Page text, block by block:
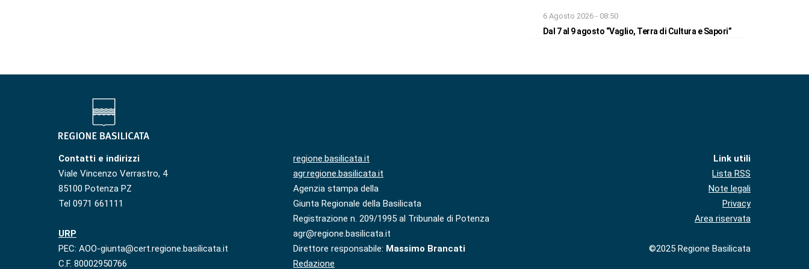
6 Agosto 2026 - 08:50
Dal 7 al 9 agosto “Vaglio, Terra di Cultura e Sapori”
Contatti e indirizzi
Viale Vincenzo Verrastro, 4
85100 Potenza PZ
Tel 0971 661111
URP
PEC: AOO-giunta@cert.regione.basilicata.it
C.F. 80002950766
regione.basilicata.it
agr.regione.basilicata.it
Agenzia stampa della
Giunta Regionale della Basilicata
Registrazione n. 209/1995 al Tribunale di Potenza
agr@regione.basilicata.it
Direttore responsabile: Massimo Brancati
Redazione
Link utili
Lista RSS
Note legali
Privacy
Area riservata
©2025 Regione Basilicata